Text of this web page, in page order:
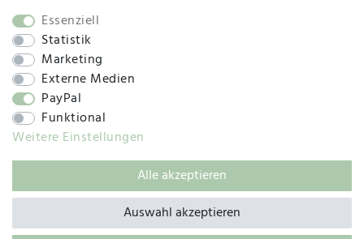
SOCIAL
© 2019 – 2025 SILC GmbH
Essenziell
Statistik
Marketing
Externe Medien
PayPal
Funktional
Weitere Einstellungen
Alle akzeptieren
Auswahl akzeptieren